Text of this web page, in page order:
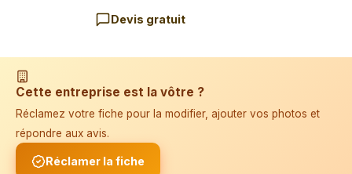
Devis gratuit
Cette entreprise est la vôtre ?
Réclamez votre fiche pour la modifier, ajouter vos photos et
répondre aux avis.
Réclamer la fiche